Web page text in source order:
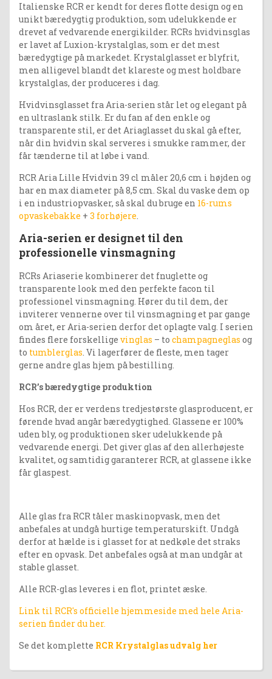
Italienske RCR er kendt for deres flotte design og en
unikt bæredygtig produktion, som udelukkende er
drevet af vedvarende energikilder. RCRs hvidvinsglas
er lavet af Luxion-krystalglas, som er det mest
bæredygtige på markedet. Krystalglasset er blyfrit,
men alligevel blandt det klareste og mest holdbare
krystalglas, der produceres i dag.
Hvidvinsglasset fra Aria-serien står let og elegant på
en ultraslank stilk. Er du fan af den enkle og
transparente stil, er det Ariaglasset du skal gå efter,
når din hvidvin skal serveres i smukke rammer, der
får tænderne til at løbe i vand.
RCR Aria Lille Hvidvin 39 cl måler 20,6 cm i højden og
har en max diameter på 8,5 cm. Skal du vaske dem op
i en industriopvasker, så skal du bruge en 16-rums
opvaskebakke + 3 forhøjere.
Aria-serien er designet til den
professionelle vinsmagning
RCRs Ariaserie kombinerer det fnuglette og
transparente look med den perfekte facon til
professionel vinsmagning. Hører du til dem, der
inviterer vennerne over til vinsmagning et par gange
om året, er Aria-serien derfor det oplagte valg. I serien
findes flere forskellige vinglas – to champagneglas og
to tumblerglas. Vi lagerfører de fleste, men tager
gerne andre glas hjem på bestilling.
RCR’s bæredygtige produktion
Hos RCR, der er verdens tredjestørste glasproducent, er
førende hvad angår bæredygtighed. Glassene er 100%
uden bly, og produktionen sker udelukkende på
vedvarende energi. Det giver glas af den allerhøjeste
kvalitet, og samtidig garanterer RCR, at glassene ikke
får glaspest.
Alle glas fra RCR tåler maskinopvask, men det
anbefales at undgå hurtige temperaturskift. Undgå
derfor at hælde is i glasset for at nedkøle det straks
efter en opvask. Det anbefales også at man undgår at
stable glasset.
Alle RCR-glas leveres i en flot, printet æske.
Link til RCR's officielle hjemmeside med hele Aria-
serien finder du her.
Se det komplette RCR Krystalglas udvalg her